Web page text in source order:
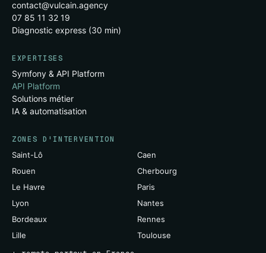
contact@vulcain.agency
07 85 11 32 19
Diagnostic express (30 min)
EXPERTISES
Symfony & API Platform
API Platform
Solutions métier
IA & automatisation
ZONES D'INTERVENTION
Saint-Lô
Caen
Rouen
Cherbourg
Le Havre
Paris
Lyon
Nantes
Bordeaux
Rennes
Lille
Toulouse